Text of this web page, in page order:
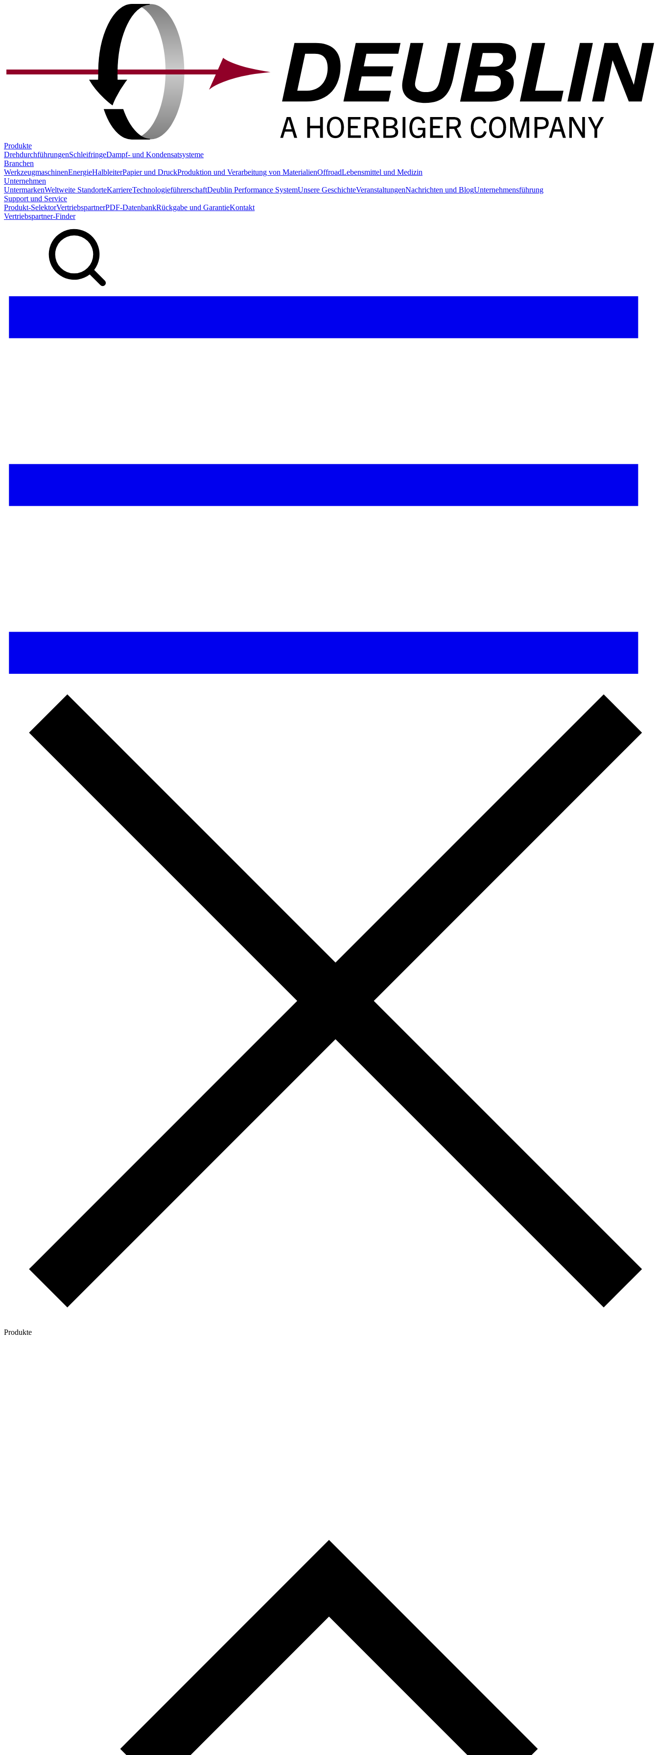
Produkte
DrehdurchführungenSchleifringeDampf- und Kondensatsysteme
Branchen
WerkzeugmaschinenEnergieHalbleiterPapier und DruckProduktion und Verarbeitung von MaterialienOffroadLebensmittel und Medizin
Unternehmen
UntermarkenWeltweite StandorteKarriereTechnologieführerschaftDeublin Performance SystemUnsere GeschichteVeranstaltungenNachrichten und BlogUnternehmensführung
Support und Service
Produkt-SelektorVertriebspartnerPDF-DatenbankRückgabe und GarantieKontakt
Vertriebspartner-Finder
Produkte